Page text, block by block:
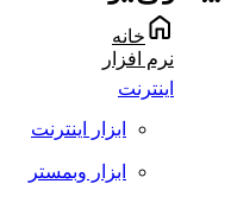
خانه
نرم افزار
اینترنت
ابزار اینترنت
ابزار وبمستر